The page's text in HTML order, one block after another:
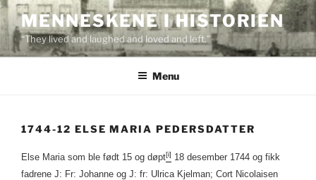
Skip
to
content
MENNESKENE I HISTORIEN
“They lived and laughed and loved and left.”
Menu
1744-12 ELSE MARIA PEDERSDATTER
Else Maria som ble født 15 og døpt[i] 18 desember 1744 og fikk
fadrene J: Fr: Johanne og J: fr: Ulrica Kjelman; Cort Nicolaisen